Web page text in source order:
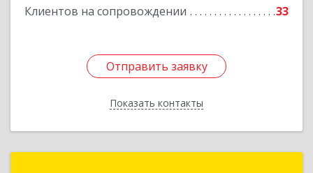
Клиентов на сопровождении 33
Отправить заявку
Показать контакты
Отправить заявку
Назад